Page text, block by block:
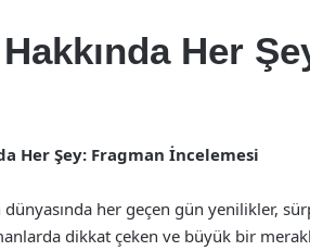
Her
Her Şey: Fragman İncelemesi
her geçen gün yenilikler,
dikkat çeken ve büyük bir